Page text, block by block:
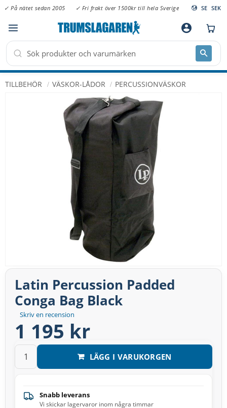
Meny
✓ På nätet sedan 2005 ✓ Fri frakt över 1500kr till hela Sverige SE SEK
account_circle
TILLBEHÖR VÄSKOR-LÅDOR PERCUSSIONVÄSKOR
Skriv en recension
Latin Percussion Padded
Conga Bag Black
1 195 kr
LÄGG I VARUKORGEN
Snabb leverans
Vi skickar lagervaror inom några timmar